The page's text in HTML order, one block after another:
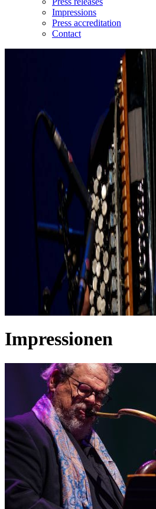
Impressions
Press accreditation
Contact
Impressionen